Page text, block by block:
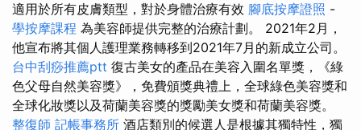
適用於所有皮膚類型，對於身體治療有效 腳底按摩證照 -
學按摩課程 為美容師提供完整的治療計劃。 2021年2月，
他宣布將其個人護理業務轉移到2021年7月的新成立公司。
台中刮痧推薦ptt 復古美女的產品在美容入圍名單獎，《綠
色父母自然美容獎》，免費頒獎典禮上，全球綠色美容獎和
全球化妝獎以及荷蘭美容獎的獎勵美女獎和荷蘭美容獎。
整復師 記帳事務所 酒店類別的候選人是根據其獨特性，獨